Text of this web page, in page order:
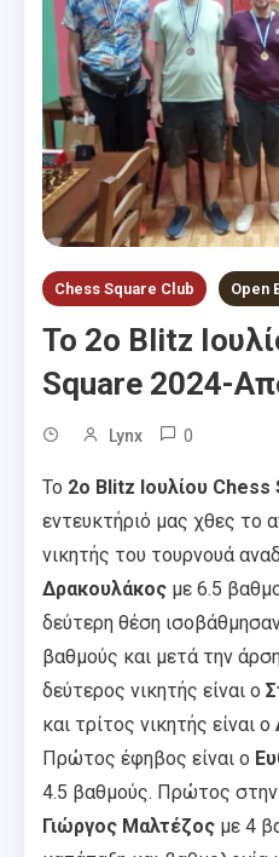
Chess Square Club Open
Το 2ο Blitz
Square 2024-
Lynx 0
Το 2ο Blitz Ιουλίου
εντευκτήριό μας χθες το
νικητής του τουρνουά
Δρακουλάκος με 6.5
δεύτερη θέση
βαθμούς και μετά την
δεύτερος νικητής είναι ο
και τρίτος νικητής είναι ο
Πρώτος έφηβος είναι ο
4.5 βαθμούς. Πρώτος στην
Γιώργος Μαλτέζος με 4